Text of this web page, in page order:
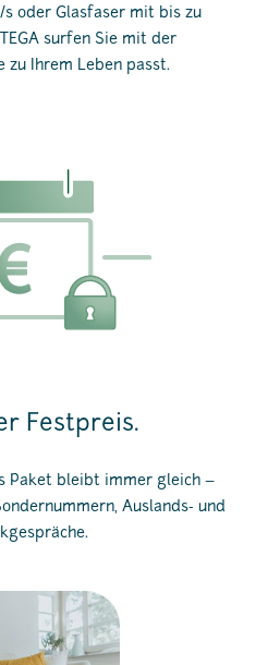
oder Glasfaser mit bis zu
surfen Sie mit der
zu Ihrem Leben passt.
Festpreis.
Paket bleibt immer gleich –
Auslands- und